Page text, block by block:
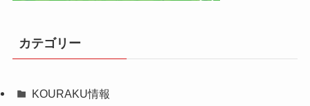
カテゴリー
KOURAKU情報